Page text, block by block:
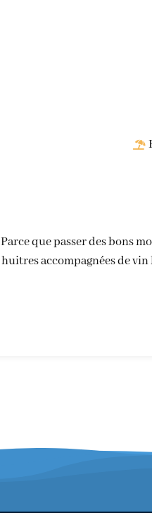
Parce que passer des bons
huitres accompagnées de